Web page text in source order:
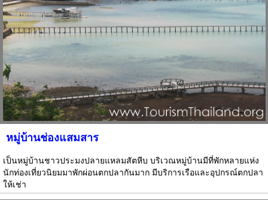
หมู่บ้านช่องแสมสาร
เป็นหมู่บ้านชาวประมงปลายแหลมสัตหีบ บริเวณหมู่บ้านมีที่พักหลายแห่ง
นักท่องเที่ยวนิยมมาพักผ่อนตกปลากันมาก มีบริการเรือและอุปกรณ์ตกปลา
ให้เช่า